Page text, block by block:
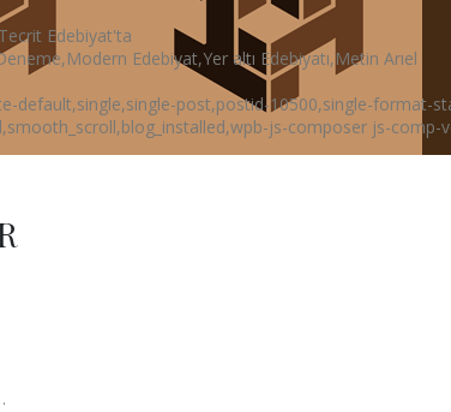
Edebiyat'ta
Edebiyat,Yer altı Edebiyatı,Metin Arıel
default,single,single-post,postid-10500,single-format-
js-composer js-comp-